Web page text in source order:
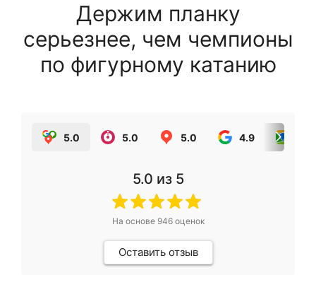
Держим планку
серьезнее, чем чемпионы
по фигурному катанию
5.0 5.0 5.0 4.9
5.0 из 5
На основе 946оценок
Оставить отзыв